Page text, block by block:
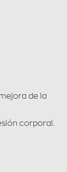
de la
corporal.